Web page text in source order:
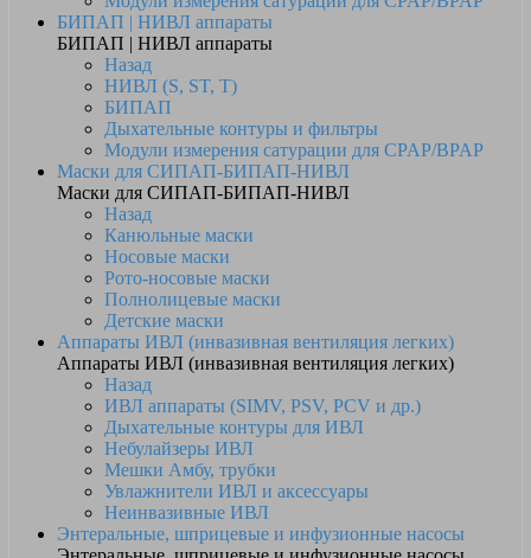
БИПАП | НИВЛ аппараты
БИПАП | НИВЛ аппараты
Назад
НИВЛ (S, ST, T)
БИПАП
Дыхательные контуры и фильтры
Модули измерения сатурации для CPAP/BPAP
Маски для СИПАП-БИПАП-НИВЛ
Маски для СИПАП-БИПАП-НИВЛ
Назад
Канюльные маски
Носовые маски
Рото-носовые маски
Полнолицевые маски
Детские маски
Аппараты ИВЛ (инвазивная вентиляция легких)
Аппараты ИВЛ (инвазивная вентиляция легких)
Назад
ИВЛ аппараты (SIMV, PSV, PCV и др.)
Дыхательные контуры для ИВЛ
Небулайзеры ИВЛ
Мешки Амбу, трубки
Увлажнители ИВЛ и аксессуары
Неинвазивные ИВЛ
Энтеральные, шприцевые и инфузионные насосы